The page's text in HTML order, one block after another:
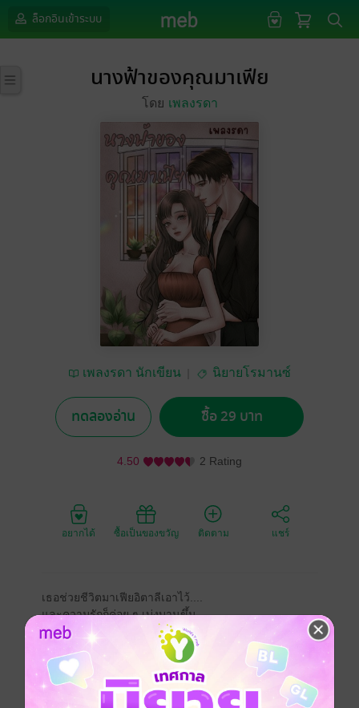
ล็อกอินเข้าระบบ
นางฟ้าของคุณมาเฟีย
โดย เพลงรดา
เพลงรดา นักเขียน นิยายโรมานซ์
ทดลองอ่าน ซื้อ 29 บาท
4.50 2 Rating
อยากได้ ซื้อเป็นของขวัญ ติดตาม แชร์
เธอช่วยชีวิตมาเฟียอิตาลีเอาไว้....
และความรักก็ค่อย ๆ เบ่งบานขึ้น
"ระหว่างนี้ส่งคนของเรามาคอยจับตาดูผู้หญิงของฉันเอา
ไว้ไม่ว่าเธอจะไปที่ไหนก็ตาม จำเอาไว้ว่าถ้าเธอเป็นอะไร
ไป นั่นเท่ากับชีวิตของพวกนายทุกคนได้หมดลงไปด้วย"